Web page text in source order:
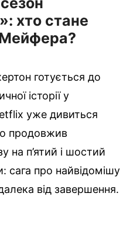
хто стане
готується до
історії у
уже дивиться
продовжив
на п’ятий і шостий
сага про найвідомішу
від завершення.